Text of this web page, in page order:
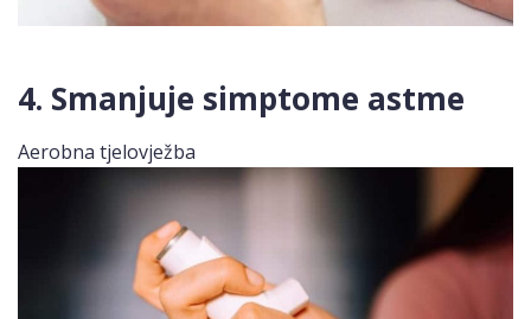
4. Smanjuje simptome astme
Aerobna tjelovježba